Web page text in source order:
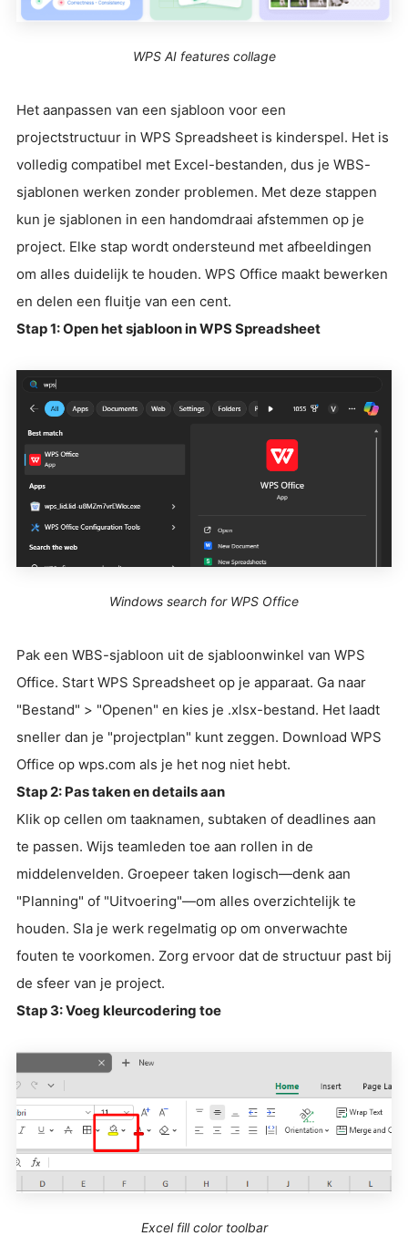
WPS AI features collage
Het aanpassen van een sjabloon voor een
projectstructuur in WPS Spreadsheet is kinderspel. Het is
volledig compatibel met Excel-bestanden, dus je WBS-
sjablonen werken zonder problemen. Met deze stappen
kun je sjablonen in een handomdraai afstemmen op je
project. Elke stap wordt ondersteund met afbeeldingen
om alles duidelijk te houden. WPS Office maakt bewerken
en delen een fluitje van een cent.
Stap 1: Open het sjabloon in WPS Spreadsheet
Windows search for WPS Office
Pak een WBS-sjabloon uit de sjabloonwinkel van WPS
Office. Start WPS Spreadsheet op je apparaat. Ga naar
"Bestand" > "Openen" en kies je .xlsx-bestand. Het laadt
sneller dan je "projectplan" kunt zeggen. Download WPS
Office op wps.com als je het nog niet hebt.
Stap 2: Pas taken en details aan
Klik op cellen om taaknamen, subtaken of deadlines aan
te passen. Wijs teamleden toe aan rollen in de
middelenvelden. Groepeer taken logisch—denk aan
"Planning" of "Uitvoering"—om alles overzichtelijk te
houden. Sla je werk regelmatig op om onverwachte
fouten te voorkomen. Zorg ervoor dat de structuur past bij
de sfeer van je project.
Stap 3: Voeg kleurcodering toe
Excel fill color toolbar